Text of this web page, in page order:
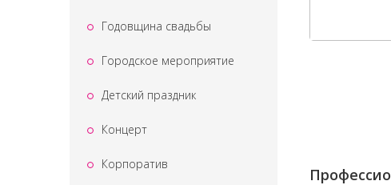
Годовщина свадьбы
Городское мероприятие
Детский праздник
Концерт
Корпоратив